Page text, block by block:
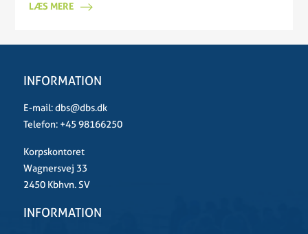
LÆS MERE
INFORMATION
E-mail:dbs@dbs.dk
Telefon: +45 98166250
Korpskontoret
Wagnersvej 33
2450 Kbhvn. SV
INFORMATION